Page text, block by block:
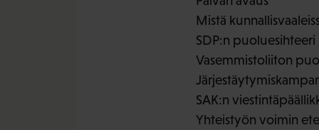
Mistä
SDP:n
Vasemmistoliiton
SAK:n
Yhteistyön voimin